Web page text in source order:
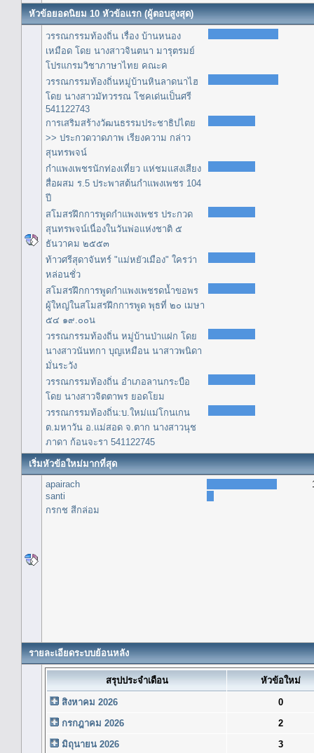
หัวข้อยอดนิยม 10 หัวข้อแรก (ผู้ตอบสูงสุด)
วรรณกรรมท้องถิ่น เรื่อง บ้านหนอง
เหมือด โดย นางสาวจินตนา มารุตรมย์
โปรแกรมวิชาภาษาไทย คณะค
วรรณกรรมท้องถิ่นหมู่บ้านหินลาดนาไฮ
โดย นางสาวมัทวรรณ โชคเด่นเป็นศรี
541122743
การเสริมสร้างวัฒนธรรมประชาธิปไตย
>> ประกวดวาดภาพ เรียงความ กล่าว
สุนทรพจน์
กำแพงเพชรนักท่องเที่ยว แห่ชมแสงเสียง
สื่อผสม ร.5 ประพาสต้นกำแพงเพชร 104
ปี
สโมสรฝึกการพูดกำแพงเพชร ประกวด
สุนทรพจน์เนื่องในวันพ่อแห่งชาติ ๕
ธันวาคม ๒๕๕๓
ท้าวศรีสุดาจันทร์ "แม่หยัวเมือง" ใครว่า
หล่อนชั่ว
สโมสรฝึกการพูดกำแพงเพชรดน้ำขอพร
ผู้ใหญ่ในสโมสรฝึกการพูด พุธที่ ๒๐ เมษา
๕๔ ๑๙.๐๐น
วรรณกรรมท้องถิ่น หมู่บ้านป่าแฝก โดย
นางสาวนันทกา บุญเหมือน นาสาวพนิดา
มั่นระวัง
วรรณกรรมท้องถิ่น อำเภอลานกระบือ
โดย นางสาวจิตตาพร ยอดโยม
วรรณกรรมท้องถิ่น:บ.ใหม่แม่โกนเกน
ต.มหาวัน อ.แม่สอด จ.ตาก นางสาวนุช
ภาดา ก้อนจะรา 541122745
เริ่มหัวข้อใหม่มากที่สุด
apairach
santi
กรกช สีกล่อม
รายละเอียดระบบย้อนหลัง
สรุปประจำเดือน หัวข้อใหม่
สิงหาคม 2026
0
กรกฎาคม 2026
2
มิถุนายน 2026
3